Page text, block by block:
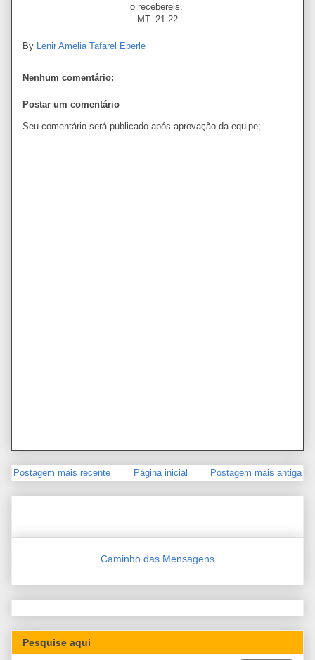
o recebereis.
MT. 21:22
By Lenir Amelia Tafarel Eberle
Nenhum comentário:
Postar um comentário
Seu comentário será publicado após aprovação da equipe;
Postagem mais recente Postagem mais antiga
Página inicial
Caminho das Mensagens
Pesquise aqui